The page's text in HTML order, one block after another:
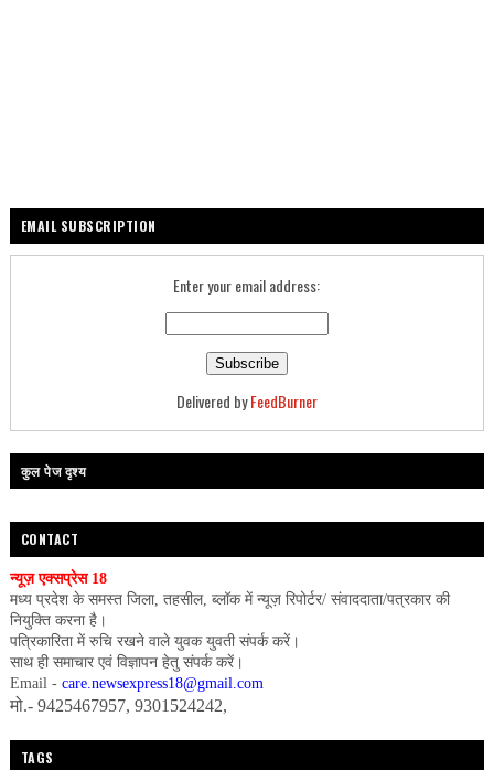
EMAIL SUBSCRIPTION
Enter your email address:
Delivered byFeedBurner
कुल पेज दृश्य
CONTACT
न्यूज़ एक्सप्रेस 18
मध्य प्रदेश के समस्त जिला, तहसील, ब्लॉक में न्यूज़ रिपोर्टर/ संवाददाता/पत्रकार की
नियुक्ति करना है।
पत्रिकारिता में रुचि रखने वाले युवक युवती संपर्क करें।
साथ ही समाचार एवं विज्ञापन हेतु संपर्क करें।
Email - care.newsexpress18@gmail.com
मो.- 9425467957, 9301524242,
TAGS